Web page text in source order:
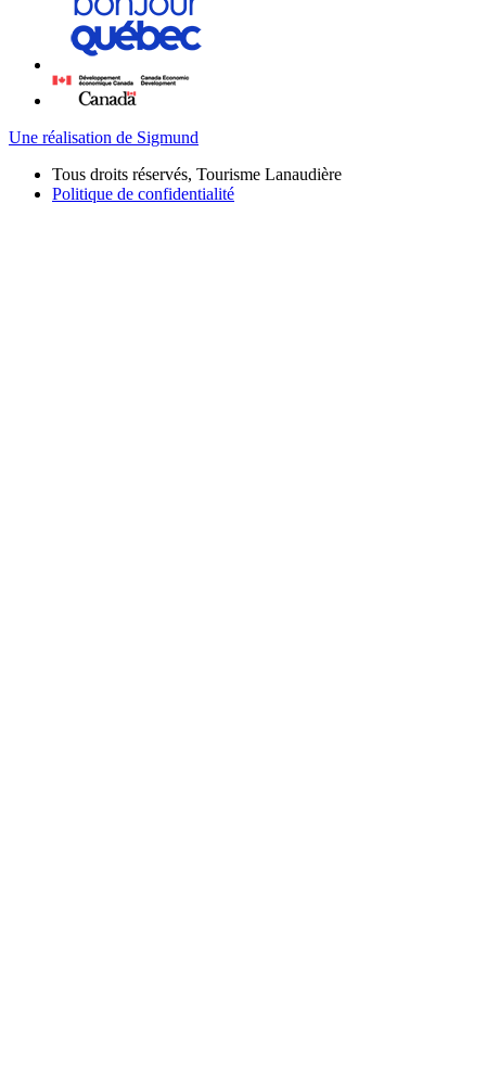
Une réalisation de Sigmund
Tous droits réservés, Tourisme Lanaudière
Politique de confidentialité